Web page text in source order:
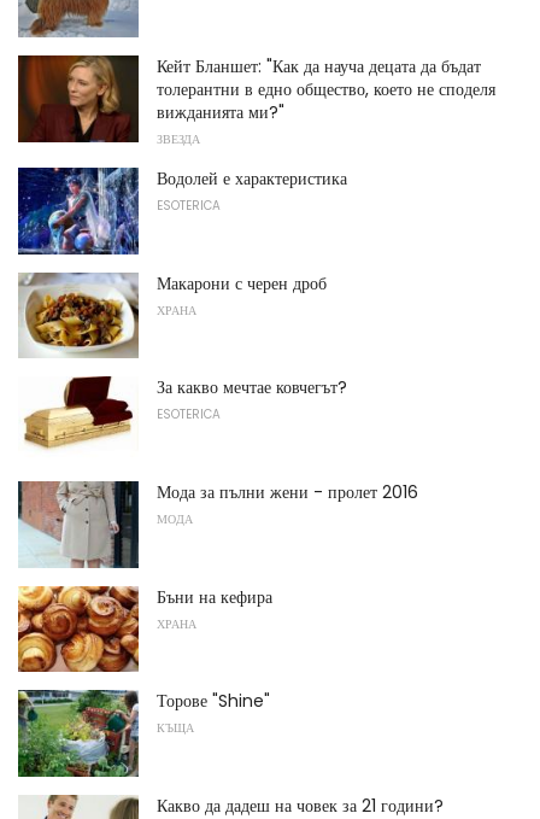
Кейт Бланшет: "Как да науча децата да бъдат
толерантни в едно общество, което не споделя
вижданията ми?"
ЗВЕЗДА
Водолей е характеристика
ESOTERICA
Макарони с черен дроб
ХРАНА
За какво мечтае ковчегът?
ESOTERICA
Мода за пълни жени - пролет 2016
МОДА
Бъни на кефира
ХРАНА
Торове "Shine"
КЪЩА
Какво да дадеш на човек за 21 години?